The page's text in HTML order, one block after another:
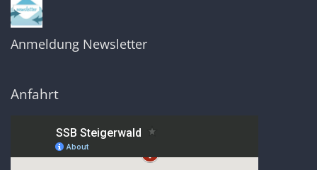
Anmeldung Newsletter
Anfahrt